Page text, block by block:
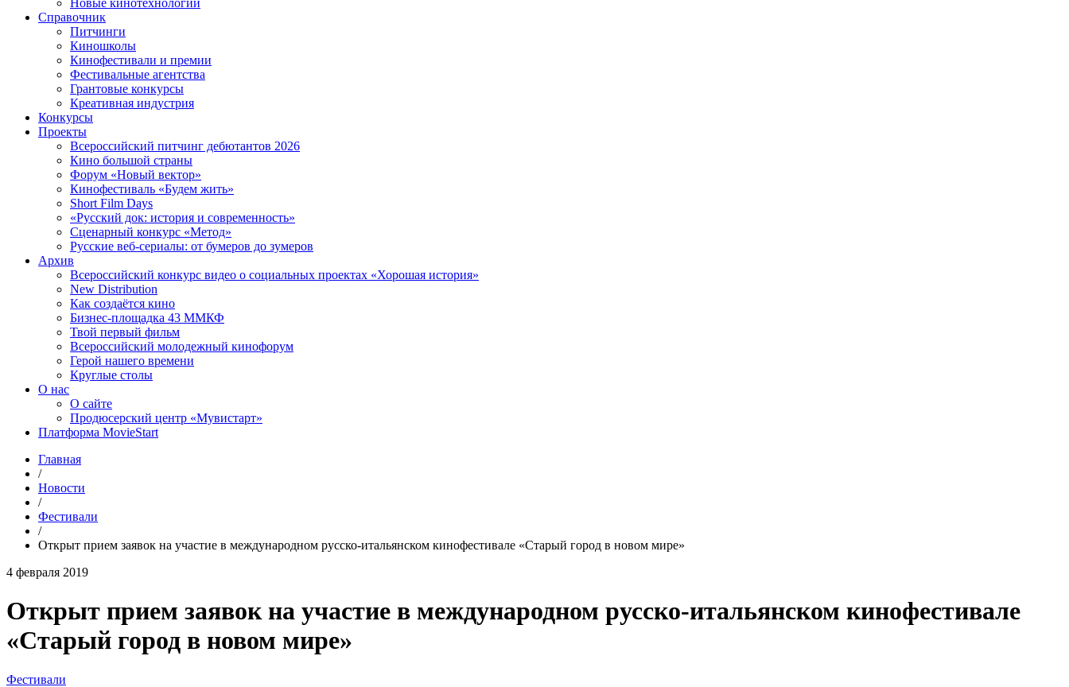
Новые кинотехнологии
Справочник
Питчинги
Киношколы
Кинофестивали и премии
Фестивальные агентства
Грантовые конкурсы
Креативная индустрия
Конкурсы
Проекты
Всероссийский питчинг дебютантов 2026
Кино большой страны
Форум «Новый вектор»
Кинофестиваль «Будем жить»
Short Film Days
«Русский док: история и современность»
Сценарный конкурс «Метод»
Русские веб-сериалы: от бумеров до зумеров
Архив
Всероссийский конкурс видео о социальных проектах «Хорошая история»
New Distribution
Как создаётся кино
Бизнес-площадка 43 ММКФ
Твой первый фильм
Всероссийский молодежный кинофорум
Герой нашего времени
Круглые столы
О нас
О сайте
Продюсерский центр «Мувистарт»
Платформа MovieStart
Главная
/
Новости
/
Фестивали
/
Открыт прием заявок на участие в международном русско-итальянском кинофестивале «Старый город в новом мире»
4 февраля 2019
Открыт прием заявок на участие в международном русско-итальянском кинофестивале
«Старый город в новом мире»
Фестивали